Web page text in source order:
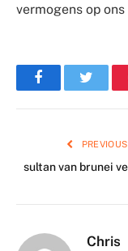
vermogens op ons
Facebook
sultan van brunei
Chris